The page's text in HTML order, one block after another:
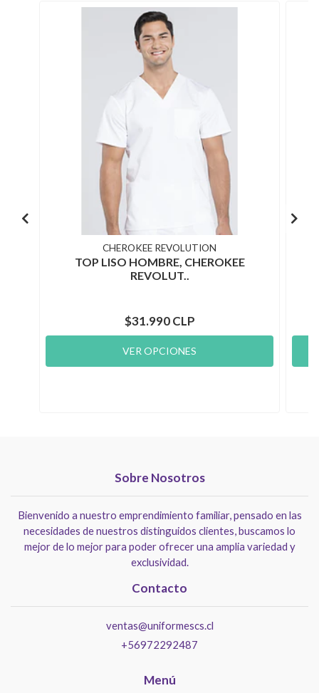
CHEROKEE REVOLUTION
TOP LISO HOMBRE, CHEROKEE
REVOLUT..
$31.990 CLP
VER OPCIONES
Sobre Nosotros
Bienvenido a nuestro emprendimiento familiar, pensado en las
necesidades de nuestros distinguidos clientes, buscamos lo
mejor de lo mejor para poder ofrecer una amplia variedad y
exclusividad.
Contacto
ventas@uniformescs.cl
+56972292487
Menú